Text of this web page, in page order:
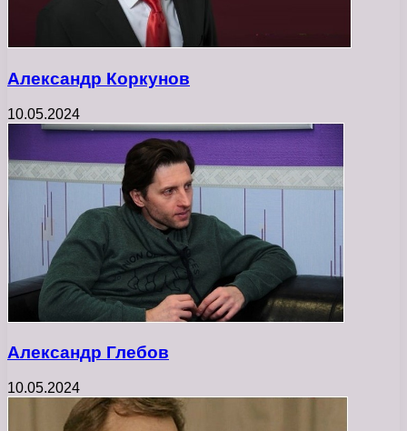
Александр Коркунов
10.05.2024
Александр Глебов
10.05.2024